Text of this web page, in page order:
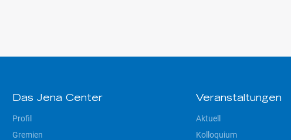
Das Jena Center
Profil
Gremien
Veranstaltungen
Aktuell
Kolloquium